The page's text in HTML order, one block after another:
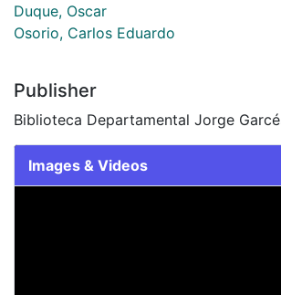
Duque, Oscar
Osorio, Carlos Eduardo
Publisher
Biblioteca Departamental Jorge
Images & Videos